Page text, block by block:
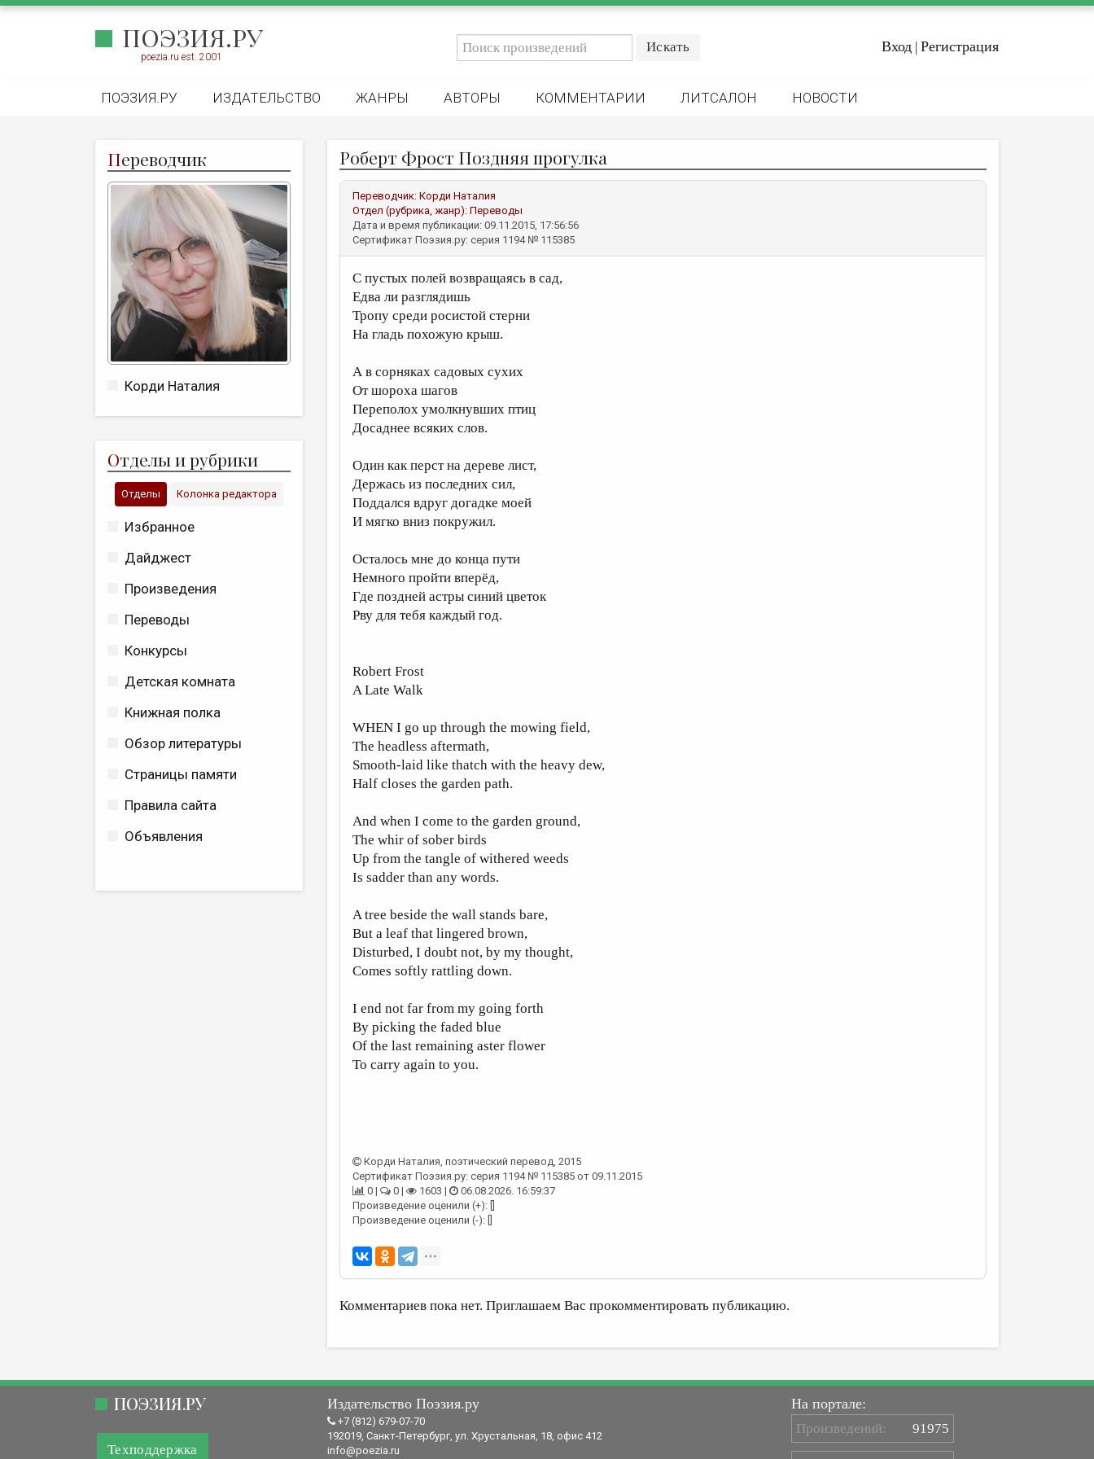
ПОЭЗИЯ.РУ
poezia.ru est. 2001
Вход | Регистрация
ПОЭЗИЯ.РУ ИЗДАТЕЛЬСТВО ЖАНРЫ АВТОРЫ КОММЕНТАРИИ ЛИТСАЛОН НОВОСТИ
Переводчик
Корди Наталия
Отделы и рубрики
Отделы Колонка редактора
Избранное
Дайджест
Произведения
Переводы
Конкурсы
Детская комната
Книжная полка
Обзор литературы
Страницы памяти
Правила сайта
Объявления
Роберт Фрост Поздняя прогулка
Переводчик: Корди Наталия
Отдел (рубрика, жанр): Переводы
Дата и время публикации: 09.11.2015, 17:56:56
Сертификат Поэзия.ру: серия 1194 № 115385
С пустых полей возвращаясь в сад,
Едва ли разглядишь
Тропу среди росистой стерни
На гладь похожую крыш.
А в сорняках садовых сухих
От шороха шагов
Переполох умолкнувших птиц
Досаднее всяких слов.
Один как перст на дереве лист,
Держась из последних сил,
Поддался вдруг догадке моей
И мягко вниз покружил.
Осталось мне до конца пути
Немного пройти вперёд,
Где поздней астры синий цветок
Рву для тебя каждый год.
Robert Frost
A Late Walk
WHEN I go up through the mowing field,
The headless aftermath,
Smooth-laid like thatch with the heavy dew,
Half closes the garden path.
And when I come to the garden ground,
The whir of sober birds
Up from the tangle of withered weeds
Is sadder than any words.
A tree beside the wall stands bare,
But a leaf that lingered brown,
Disturbed, I doubt not, by my thought,
Comes softly rattling down.
I end not far from my going forth
By picking the faded blue
Of the last remaining aster flower
To carry again to you.
Корди Наталия, поэтический перевод, 2015
Сертификат Поэзия.ру: серия 1194 № 115385 от 09.11.2015
0 |
0 | 1603 |
06.08.2026. 16:59:37
Произведение оценили (+): []
Произведение оценили (-): []
Комментариев пока нет. Приглашаем Вас прокомментировать публикацию.
ПОЭЗИЯ.РУ
Техподдержка
Издательство Поэзия.ру
+7 (812) 679-07-70
192019, Санкт-Петербург, ул. Хрустальная, 18, офис 412
info@poezia.ru
На портале:
Произведений: 91975